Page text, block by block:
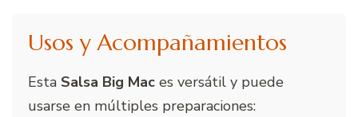
Usos y Acompañamientos
Esta Salsa Big Mac es versátil y puede
usarse en múltiples preparaciones: